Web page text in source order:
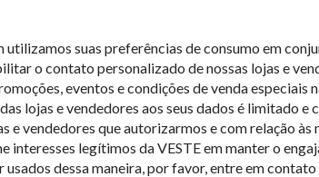
utilizamos suas preferências de consumo em
o contato personalizado de nossas lojas e
eventos e condições de venda especiais
lojas e vendedores aos seus dados é limitado
e vendedores que autorizarmos e com relação às
interesses legítimos da VESTE em manter o
usados dessa maneira, por favor, entre em contato